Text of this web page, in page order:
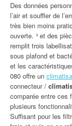
Des données
l’air et souffler de
très bien moins
ouverte. ³ et des
remplit trois
sous plafond et
et les
080 offre un
connecteur /
comparée entre ces
plusieurs
Suffisant pour les